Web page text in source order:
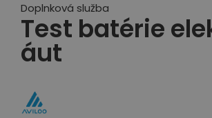
Doplnková služba
Test batérie
áut